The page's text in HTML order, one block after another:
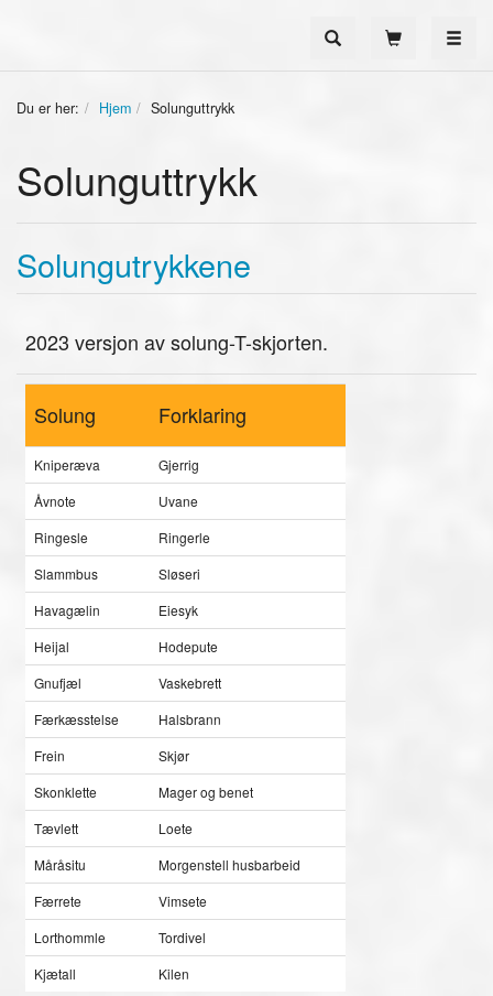
Du er her: Hjem Solunguttrykk
Solunguttrykk
Solungutrykkene
2023 versjon av solung-T-skjorten.
Solung Forklaring
Kniperæva
Gjerrig
Åvnote
Uvane
Ringesle
Ringerle
Slammbus
Sløseri
Havagælin
Eiesyk
Heijal
Hodepute
Gnufjæl
Vaskebrett
Færkæsstelse
Halsbrann
Frein
Skjør
Skonklette
Mager og benet
Tævlett
Loete
Måråsitu
Morgenstell husbarbeid
Færrete
Vimsete
Lorthommle
Tordivel
Kjætall
Kilen